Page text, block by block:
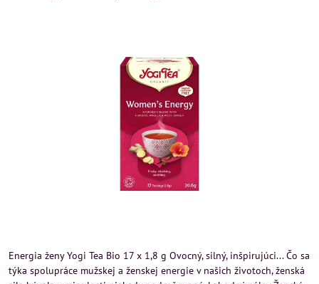
Energia ženy Yogi Tea Bio 17 x 1,8 g Ovocný, silný, inšpirujúci... Čo sa
týka spolupráce mužskej a ženskej energie v našich životoch, ženská